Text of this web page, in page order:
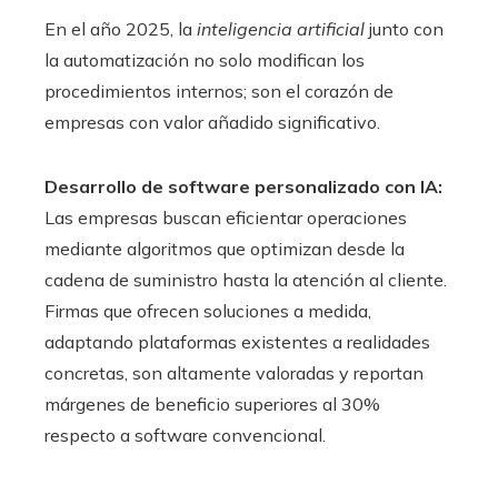
En el año 2025, la inteligencia artificial junto con
la automatización no solo modifican los
procedimientos internos; son el corazón de
empresas con valor añadido significativo.
Desarrollo de software personalizado con IA:
Las empresas buscan eficientar operaciones
mediante algoritmos que optimizan desde la
cadena de suministro hasta la atención al cliente.
Firmas que ofrecen soluciones a medida,
adaptando plataformas existentes a realidades
concretas, son altamente valoradas y reportan
márgenes de beneficio superiores al 30%
respecto a software convencional.